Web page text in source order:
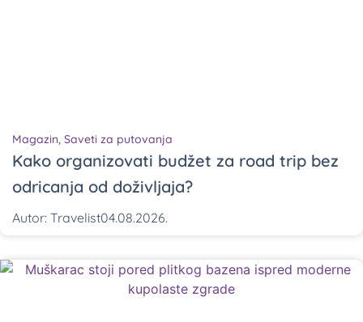
Magazin, Saveti za putovanja
Kako organizovati budžet za road trip bez
odricanja od doživljaja?
Autor: Travelist04.08.2026.